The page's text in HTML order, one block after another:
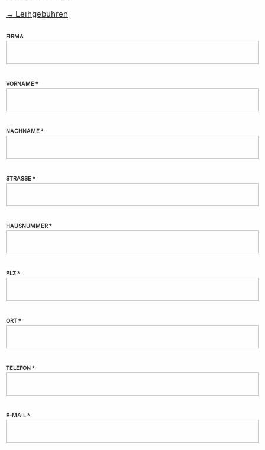
→ Leihgebühren
FIRMA
VORNAME *
NACHNAME *
STRASSE *
HAUSNUMMER *
PLZ *
ORT *
TELEFON *
E-MAIL *